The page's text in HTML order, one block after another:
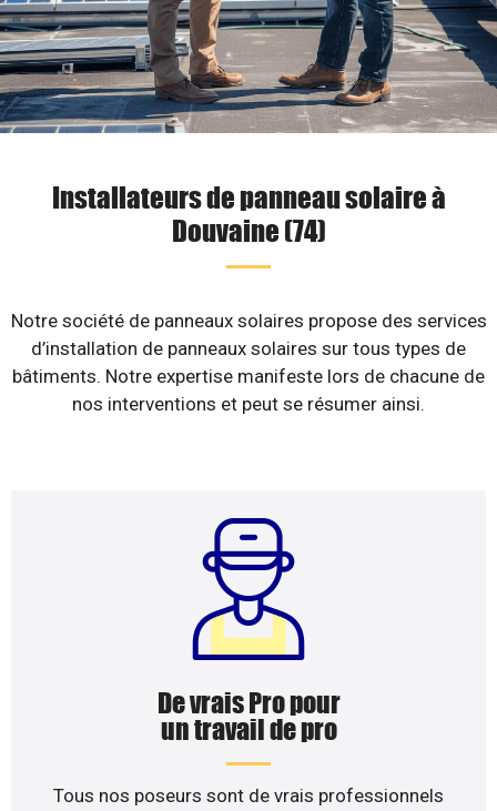
Installateurs de panneau solaire à
Douvaine (74)
Notre société de panneaux solaires propose des services
d’installation de panneaux solaires sur tous types de
bâtiments. Notre expertise manifeste lors de chacune de
nos interventions et peut se résumer ainsi.
De vrais Pro pour
un travail de pro
Tous nos poseurs sont de vrais professionnels